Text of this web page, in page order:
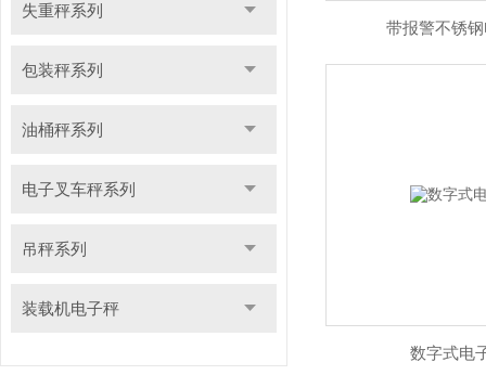
失重秤系列
包装秤系列
油桶秤系列
电子叉车秤系列
吊秤系列
装载机电子秤
带报警不锈
数字式电